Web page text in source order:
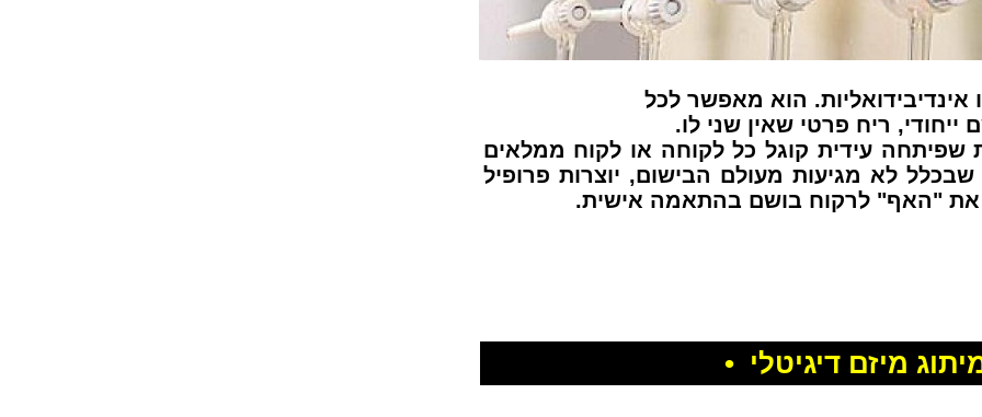
אינדיבידואליות. הוא מאפשר לכל
ריח פרטי שאין שני לו.
שפיתחה עידית קוגל כל לקוחה או לקוח ממלאים
לא מגיעות מעולם הבישום, יוצרות פרופיל
את "האף" לרקוח בושם בהתאמה אישית.
מיזם דיגיטלי•